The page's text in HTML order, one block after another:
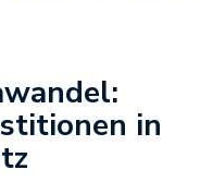
in